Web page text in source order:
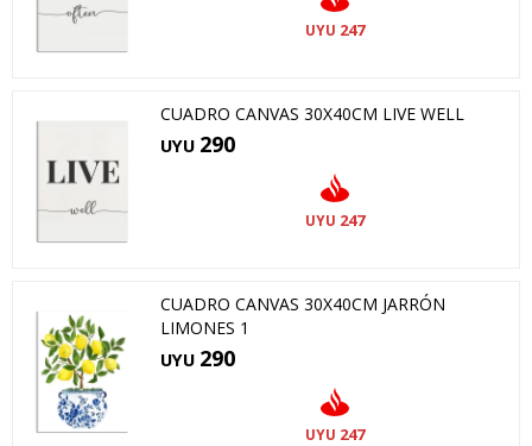
UYU 247
CUADRO CANVAS 30X40CM LIVE WELL
UYU 290
UYU 247
CUADRO CANVAS 30X40CM JARRÓN
LIMONES 1
UYU 290
UYU 247